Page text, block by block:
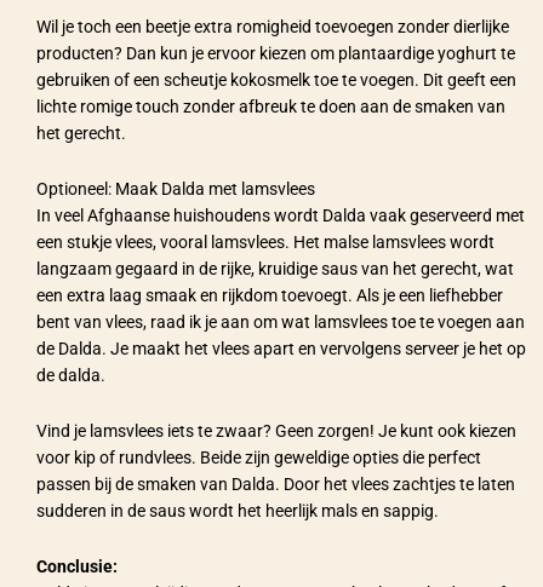
Wil je toch een beetje extra romigheid toevoegen zonder dierlijke
producten? Dan kun je ervoor kiezen om plantaardige yoghurt te
gebruiken of een scheutje kokosmelk toe te voegen. Dit geeft een
lichte romige touch zonder afbreuk te doen aan de smaken van
het gerecht.
Optioneel: Maak Dalda met lamsvlees
In veel Afghaanse huishoudens wordt Dalda vaak geserveerd met
een stukje vlees, vooral lamsvlees. Het malse lamsvlees wordt
langzaam gegaard in de rijke, kruidige saus van het gerecht, wat
een extra laag smaak en rijkdom toevoegt. Als je een liefhebber
bent van vlees, raad ik je aan om wat lamsvlees toe te voegen aan
de Dalda. Je maakt het vlees apart en vervolgens serveer je het op
de dalda.
Vind je lamsvlees iets te zwaar? Geen zorgen! Je kunt ook kiezen
voor kip of rundvlees. Beide zijn geweldige opties die perfect
passen bij de smaken van Dalda. Door het vlees zachtjes te laten
sudderen in de saus wordt het heerlijk mals en sappig.
Conclusie: